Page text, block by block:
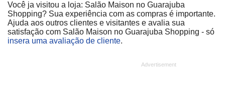
Você ja visitou a loja: Salão Maison no Guarajuba
Shopping? Sua experiência com as compras é importante.
Ajuda aos outros clientes e visitantes e avalia sua
satisfação com Salão Maison no Guarajuba Shopping - só
insera uma avaliação de cliente.